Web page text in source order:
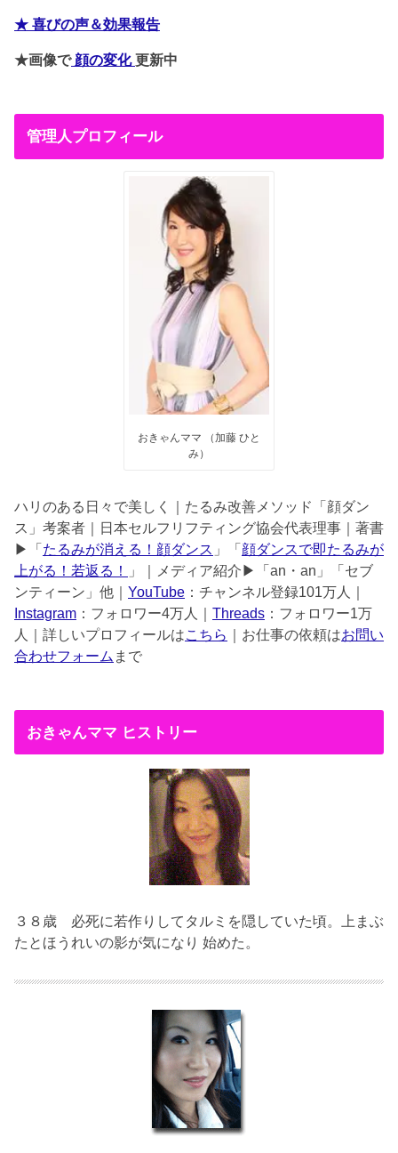
★ 喜びの声＆効果報告
★画像で顔の変化更新中
管理人プロフィール
おきゃんママ （加藤 ひと
み）
ハリのある日々で美しく｜たるみ改善メソッド「顔ダン
ス」考案者｜日本セルフリフティング協会代表理事｜著書
▶︎「 たるみが消える！顔ダンス 」「 顔ダンスで即たるみが
上がる！若返る！
」｜メディア紹介▶︎「an・an」「セブ
ンティーン」他｜ YouTube ：チャンネル登録101万人｜
Instagram ：フォロワー4万人｜ Threads ：フォロワー1万
人｜詳しいプロフィールはこちら ｜お仕事の依頼はお問い
合わせフォーム まで
おきゃんママ ヒストリー
３８歳 必死に若作りしてタルミを隠していた頃。上まぶ
たとほうれいの影が気になり 始めた。